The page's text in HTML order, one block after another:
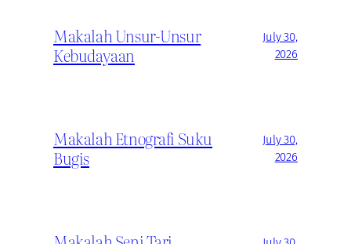
Makalah Unsur-Unsur
Kebudayaan
July 30,
2026
Makalah Etnografi Suku
Bugis
July 30,
2026